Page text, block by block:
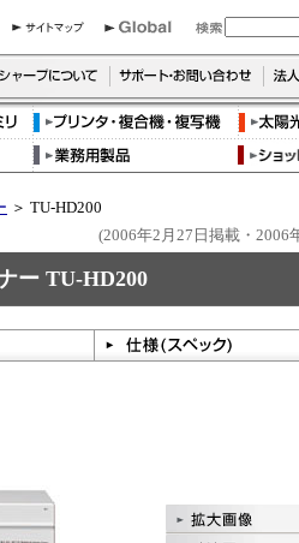
＞ TU-HD200
(2006年2月27日掲載・2006
ー TU-HD200